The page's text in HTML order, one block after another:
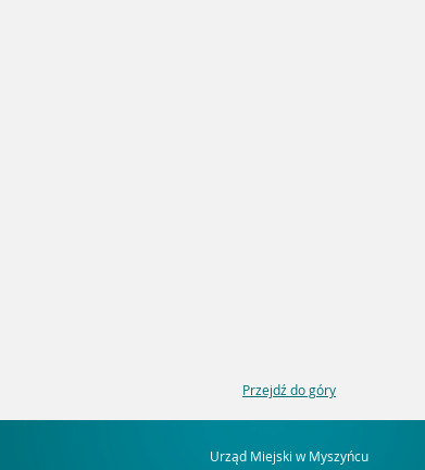
Przejdź do góry
Urząd Miejski w Myszyńcu